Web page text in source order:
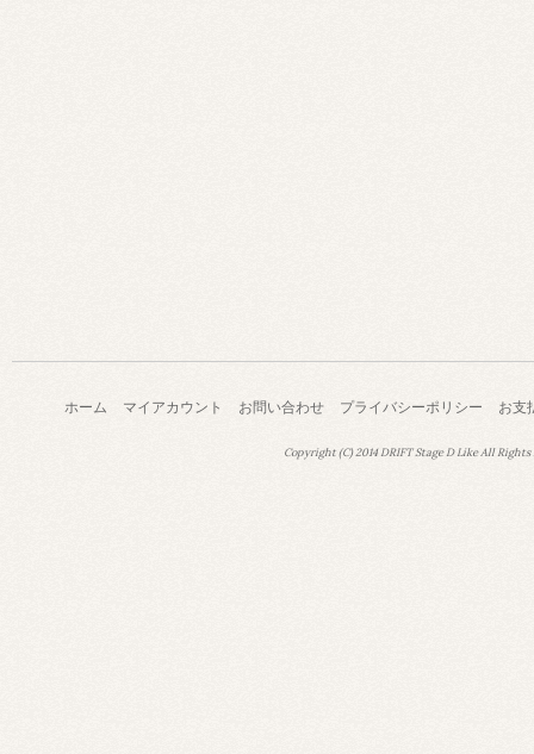
ホーム マイアカウント お問い合わせ プライバシーポリシー お支
Copyright (C) 2014 DRIFT Stage D Like All